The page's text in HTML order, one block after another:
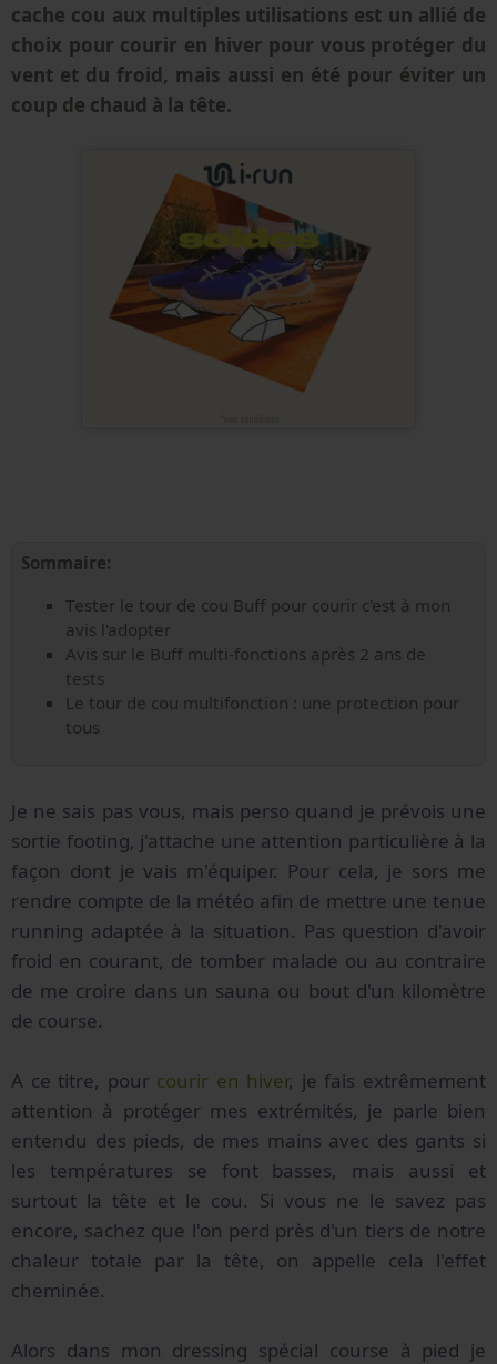
cache cou aux multiples utilisations est un allié de
choix pour courir en hiver pour vous protéger du
vent et du froid, mais aussi en été pour éviter un
coup de chaud à la tête.
Sommaire:
Tester le tour de cou Buff pour courir c'est à mon
avis l'adopter
Avis sur le Buff multi-fonctions après 2 ans de
tests
Le tour de cou multifonction : une protection pour
tous
Je ne sais pas vous, mais perso quand je prévois une
sortie footing, j'attache une attention particulière à la
façon dont je vais m'équiper. Pour cela, je sors me
rendre compte de la météo afin de mettre une tenue
running adaptée à la situation. Pas question d'avoir
froid en courant, de tomber malade ou au contraire
de me croire dans un sauna ou bout d'un kilomètre
de course.
A ce titre, pour courir en hiver, je fais extrêmement
attention à protéger mes extrémités, je parle bien
entendu des pieds, de mes mains avec des gants si
les températures se font basses, mais aussi et
surtout la tête et le cou. Si vous ne le savez pas
encore, sachez que l'on perd près d'un tiers de notre
chaleur totale par la tête, on appelle cela l'effet
cheminée.
Alors dans mon dressing spécial course à pied je